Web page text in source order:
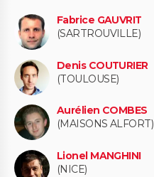
Fabrice GAUVRIT
(SARTROUVILLE)
Denis COUTURIER
(TOULOUSE)
Aurélien COMBES
(MAISONS ALFORT)
Lionel MANGHINI
(NICE)